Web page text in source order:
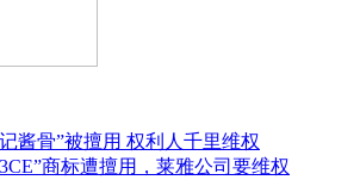
酱骨”被擅用 权利人千里维权
商标遭擅用，莱雅公司要维权